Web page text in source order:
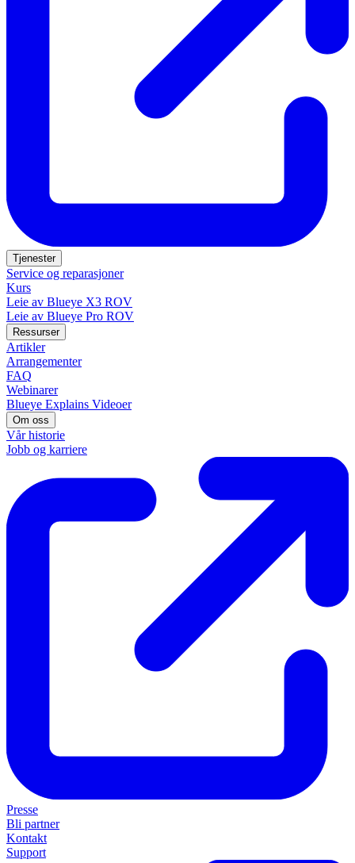
Tjenester
Service og reparasjoner
Kurs
Leie av Blueye X3 ROV
Leie av Blueye Pro ROV
Ressurser
Artikler
Arrangementer
FAQ
Webinarer
Blueye Explains Videoer
Om oss
Vår historie
Jobb og karriere
Presse
Bli partner
Kontakt
Support